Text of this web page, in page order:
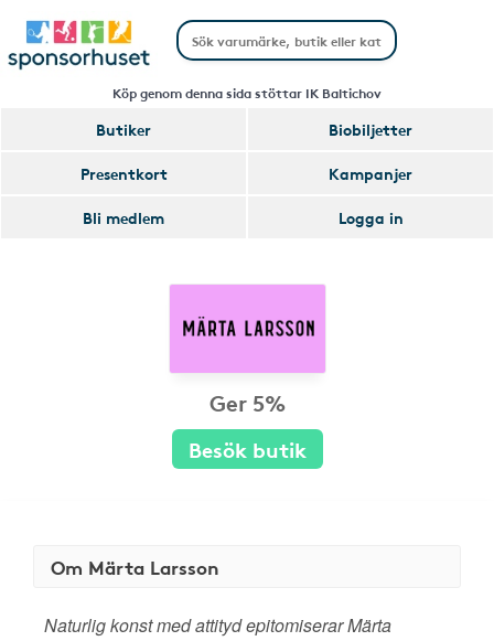
Köp genom denna sida stöttar IK Baltichov
Butiker
Biobiljetter
Presentkort
Kampanjer
Bli medlem
Logga in
Ger 5%
Besök butik
Om Märta Larsson
Naturlig konst med attityd epitomiserar Märta